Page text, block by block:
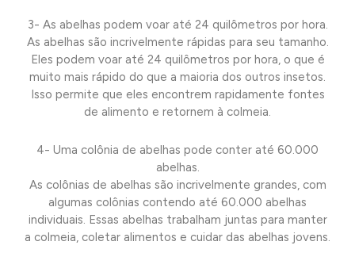
3- As abelhas podem voar até 24 quilômetros por hora.
As abelhas são incrivelmente rápidas para seu tamanho.
Eles podem voar até 24 quilômetros por hora, o que é
muito mais rápido do que a maioria dos outros insetos.
Isso permite que eles encontrem rapidamente fontes
de alimento e retornem à colmeia.
4- Uma colônia de abelhas pode conter até 60.000
abelhas.
As colônias de abelhas são incrivelmente grandes, com
algumas colônias contendo até 60.000 abelhas
individuais. Essas abelhas trabalham juntas para manter
a colmeia, coletar alimentos e cuidar das abelhas jovens.